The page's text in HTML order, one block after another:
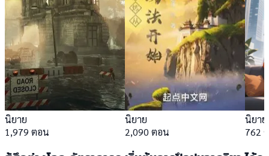
นิยาย
1,979 ตอน
นิยาย
2,090 ตอน
นิยาย
762